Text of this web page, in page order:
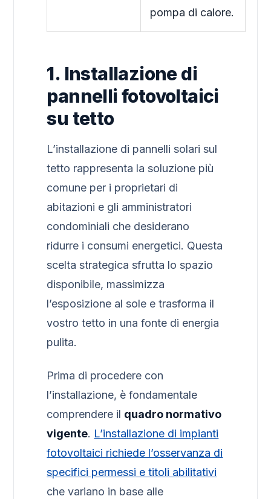
pompa di calore.
1. Installazione di
pannelli fotovoltaici
su tetto
L’installazione di pannelli solari sul
tetto rappresenta la soluzione più
comune per i proprietari di
abitazioni e gli amministratori
condominiali che desiderano
ridurre i consumi energetici. Questa
scelta strategica sfrutta lo spazio
disponibile, massimizza
l’esposizione al sole e trasforma il
vostro tetto in una fonte di energia
pulita.
Prima di procedere con
l’installazione, è fondamentale
comprendere il quadro normativo
vigente. L’installazione di impianti
fotovoltaici richiede l’osservanza di
specifici permessi e titoli abilitativi
che variano in base alle